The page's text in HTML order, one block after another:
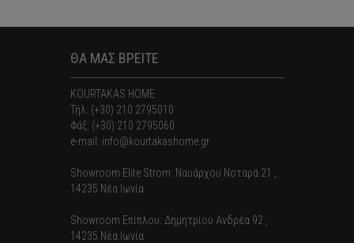
ΘΑ ΜΑΣ ΒΡΕΙΤΕ
KOURTAKAS HOME
Τήλ: (+30) 210 2795010
Φάξ: (+30) 210 2795060
e-mail: info@kourtakashome.gr
Showroom Elite Strom: Nαυάρχου Νοταρά 21 ,
14235 Νέα Ιωνία
Showroom Επίπλου: Δημητρίου Ανδρέα 92 ,
14235 Νέα Ιωνία